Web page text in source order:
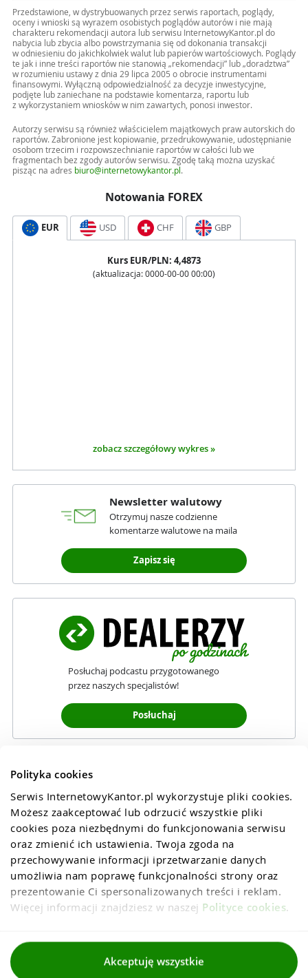
Polityka cookies
Serwis InternetowyKantor.pl wykorzystuje pliki cookies.
Możesz zaakceptować lub odrzucić wszystkie pliki
cookies poza niezbędnymi do funkcjonowania serwisu
oraz zmienić ich ustawienia. Twoja zgoda na
przechowywanie informacji iprzetwarzanie danych
umożliwia nam poprawę funkcjonalności strony oraz
prezentowanie Ci spersonalizowanych treści i reklam.
Więcej informacji znajdziesz w naszej Polityce cookies.
Akceptuję wszystkie
Przedstawione, w dystrybuowanych przez serwis raportach, poglądy,
oceny i wnioski są wyrazem osobistych poglądów autorów i nie mają
charakteru rekomendacji autora lub serwisu InternetowyKantor.pl do
nabycia lub zbycia albo powstrzymania się od dokonania transakcji
w odniesieniu do jakichkolwiek walut lub papierów wartościowych. Poglądy
te jak i inne treści raportów nie stanowią „rekomendacji” lub „doradztwa”
w rozumieniu ustawy z dnia 29 lipca 2005 o obrocie instrumentami
finansowymi. Wyłączną odpowiedzialność za decyzje inwestycyjne,
podjęte lub zaniechane na podstawie komentarza, raportu lub
z wykorzystaniem wniosków w nim zawartych, ponosi inwestor.
Autorzy serwisu są również właścicielem majątkowych praw autorskich do
raportów. Zabronione jest kopiowanie, przedrukowywanie, udostępnianie
osobom trzecim i rozpowszechnianie raportów w całości lub we
fragmentach bez zgody autorów serwisu. Zgodę taką można uzyskać
pisząc na adres biuro@internetowykantor.pl .
Notowania FOREX
EUR USD CHF GBP
Kurs EUR/PLN: 4,4873
(aktualizacja: 0000-00-00 00:00)
zobacz szczegółowy wykres »
Newsletter walutowy
Otrzymuj nasze codzienne
komentarze walutowe na maila
Zapisz się
Posłuchaj podcastu przygotowanego
przez naszych specjalistów!
Posłuchaj
Regulaminy